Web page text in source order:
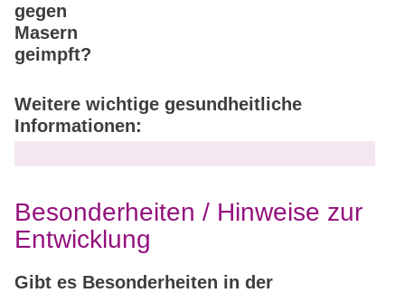
gegen
Masern
geimpft?
Weitere wichtige gesundheitliche
Informationen:
Besonderheiten / Hinweise zur
Entwicklung
Gibt es Besonderheiten in der